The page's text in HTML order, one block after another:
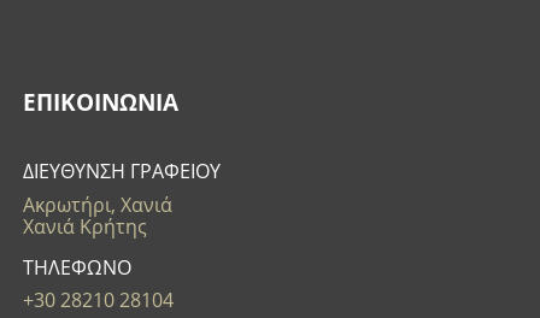
ΕΠΙΚΟΙΝΩΝΊΑ
ΔΙΕΥΘΥΝΣΗ ΓΡΑΦΕΙΟΥ
Ακρωτήρι, Χανιά
Χανιά Κρήτης
ΤΗΛΕΦΩΝΟ
+30 28210 28104